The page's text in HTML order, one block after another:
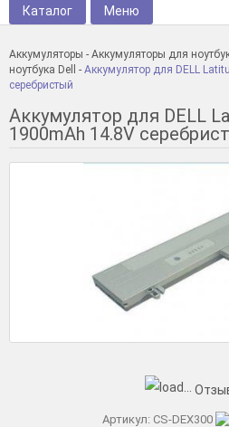
Каталог Меню
Аккумуляторы - Аккумуляторы для
ноутбука Dell
- Аккумулятор для DELL
серебристый
Аккумулятор для DELL
1900mAh 14.8V
Артикул: CS-DEX300